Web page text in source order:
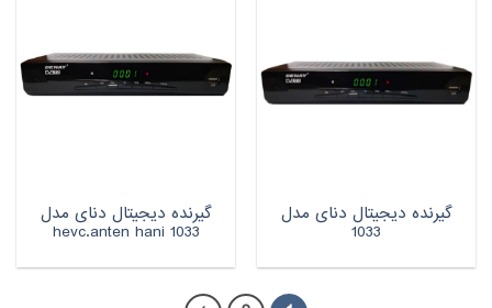
گیرنده دیجیتال دنای مدل
1033
گیرنده دیجیتال دنای مدل
1033 hevc.anten hani